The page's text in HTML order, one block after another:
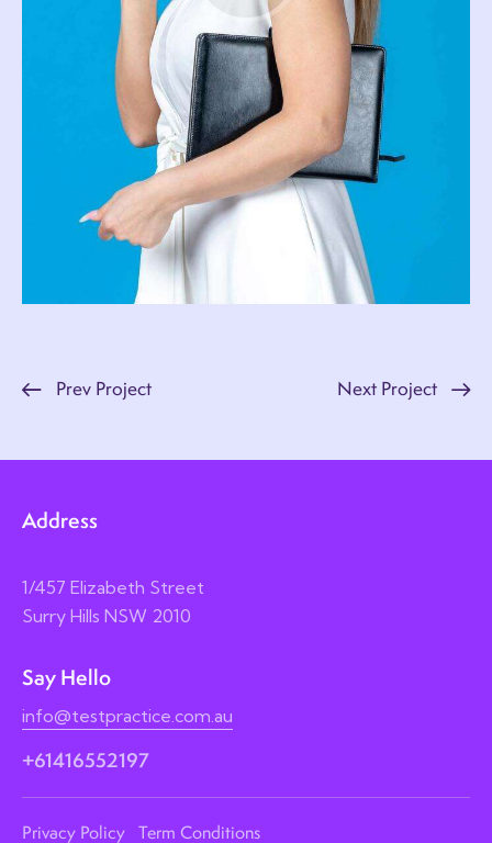
Prev Project Next Project
Address
1/457 Elizabeth Street
Surry Hills NSW 2010
Say Hello
info@testpractice.com.au
+61416552197
Privacy Policy Term Conditions